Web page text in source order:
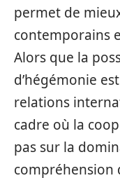
permet de
contemporains
Alors que la
d’hégémonie
relations
cadre où la
pas sur la
compréhension